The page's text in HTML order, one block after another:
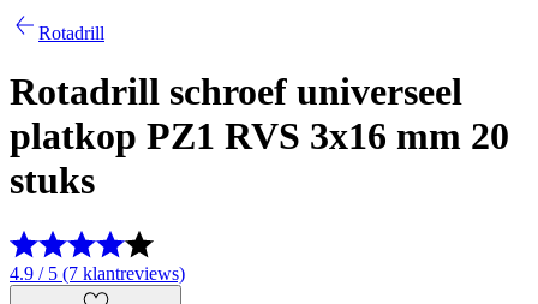
Rotadrill
Rotadrill schroef universeel
platkop PZ1 RVS 3x16 mm 20
stuks
4.9 / 5 (7 klantreviews)